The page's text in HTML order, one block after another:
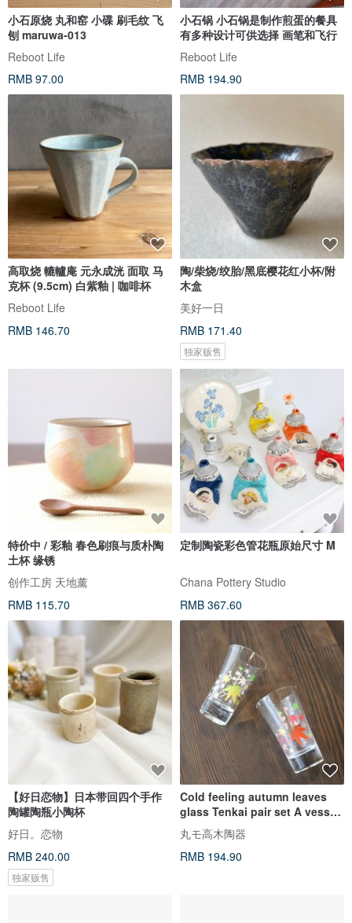
小石原烧 丸和窑 小碟 刷毛纹 飞
刨 maruwa-013
Reboot Life
RMB 97.00
小石锅 小石锅是制作煎蛋的餐具
有多种设计可供选择 画笔和飞行
Reboot Life
RMB 194.90
高取烧 轆轤庵 元永成洸 面取 马
克杯 (9.5cm) 白紫釉 | 咖啡杯
Reboot Life
RMB 146.70
陶/柴烧/绞胎/黑底樱花红小杯/附
木盒
美好一日
RMB 171.40
独家贩售
特价中 / 彩釉 春色刷痕与质朴陶
土杯 缘锈
创作工房 天地薰
RMB 115.70
定制陶瓷彩色管花瓶原始尺寸 M
Chana Pottery Studio
RMB 367.60
【好日恋物】日本带回四个手作
陶罐陶瓶小陶杯
好日。恋物
RMB 240.00
独家贩售
Cold feeling autumn leaves
glass Tenkai pair set A vessel
to enjoy the season when the
color changes depending on
the temperature
丸モ高木陶器
RMB 194.90